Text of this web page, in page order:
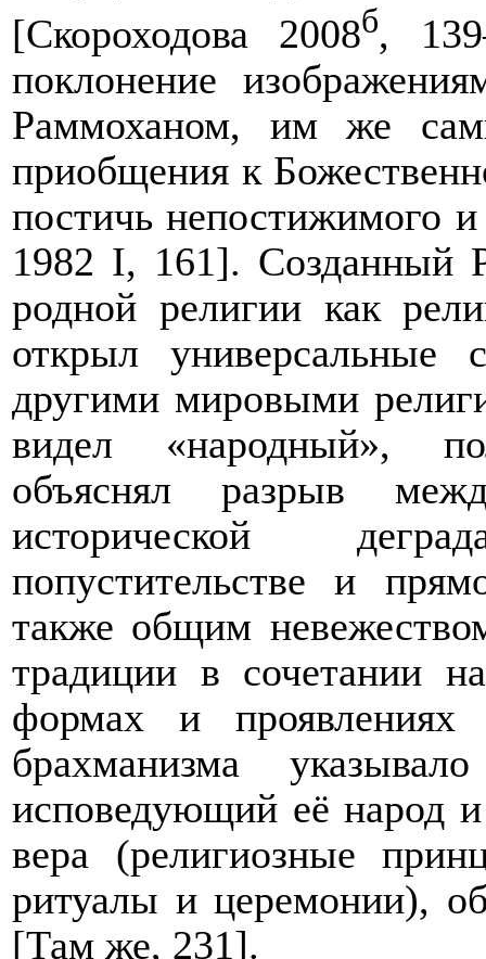
[Скороходова 2008б,
поклонение
Раммоханом, им же
приобщения к
постичь непостижимого
1982 I, 161]. Созданный
родной религии как
открыл
другими мировыми
видел «народный»,
объяснял разрыв
исторической
попустительстве и
также общим
традиции в сочетании
формах и проявлениях
брахманизма
исповедующий её народ
вера (религиозные
ритуалы и церемонии),
[Там же, 231].